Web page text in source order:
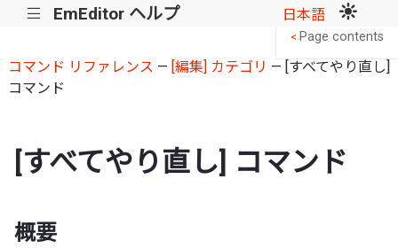
||| EmEditor ヘルプ 日本語
コマンド リファレンス — [編集] カテゴリ — [すべてやり直し]
コマンド
[すべてやり直し] コマンド
概要
< Page contents